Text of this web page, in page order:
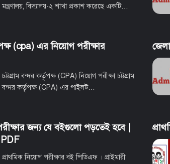
মন্ত্রণালয়, বিদ্যালয়-২ শাখা প্রকাশ করেছে একটি…
(cpa) এর নিয়োগ পরীক্ষার
চট্টগ্রাম বন্দর কর্তৃপক্ষ (CPA) নিয়োগ পরীক্ষা চট্টগ্রাম
বন্দর কর্তৃপক্ষ (CPA) এর পাইলট…
জন্য যে বইগুলো পড়তেই হবে |
প্রাথমিক নিয়োগ পরীক্ষার বই পিডিএফ । প্রাইমারী